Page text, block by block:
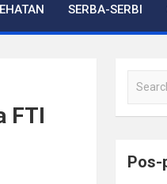
SERBA-SERBI
FTI
a
c
Pos-